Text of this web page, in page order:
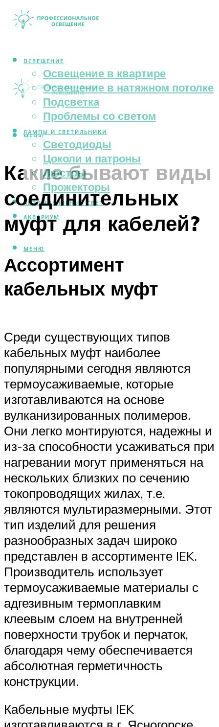
ОСВЕЩЕНИЕ
Освещение в квартире
Освещение в натяжном потолке
Подсветка
Проблемы со светом
ЛАМПЫ И СВЕТИЛЬНИКИ
Светодиоды
Цоколи и патроны
Люстры
Прожекторы
АВТОМОБИЛЬНЫЙ СВЕТ
АКВАРИУМ
МЕНЮ
МЕНЮ
Какие бывают виды
соединительных
муфт для кабелей?
Ассортимент
кабельных муфт
Среди существующих типов
кабельных муфт наиболее
популярными сегодня являются
термоусаживаемые, которые
изготавливаются на основе
вулканизированных полимеров.
Они легко монтируются, надежны и
из-за способности усаживаться при
нагревании могут применяться на
нескольких близких по сечению
токопроводящих жилах, т.е.
являются мультиразмерными. Этот
тип изделий для решения
разнообразных задач широко
представлен в ассортименте IEK.
Производитель использует
термоусаживаемые материалы с
адгезивным термоплавким
клеевым слоем на внутренней
поверхности трубок и перчаток,
благодаря чему обеспечивается
абсолютная герметичность
конструкции.
Кабельные муфты IEK